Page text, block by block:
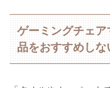
ゲーミングチェ
品をおすすめしな